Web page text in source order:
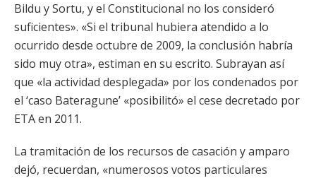
Bildu y Sortu, y el Constitucional no los consideró
suficientes». «Si el tribunal hubiera atendido a lo
ocurrido desde octubre de 2009, la conclusión habría
sido muy otra», estiman en su escrito. Subrayan así
que «la actividad desplegada» por los condenados por
el ‘caso Bateragune’ «posibilitó» el cese decretado por
ETA en 2011.
La tramitación de los recursos de casación y amparo
dejó, recuerdan, «numerosos votos particulares